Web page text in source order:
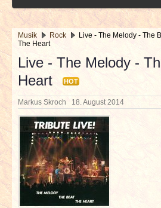
NEUESTE ARTIKEL
NEWS & DATES
BERICHTE
VERLOSUNGEN
INTERVIEWS
SPECIALS
Musik Rock
Live - The Melody - The
The Heart
Live - The Melody -
Heart
HOT
Markus Skroch 18. August 2014